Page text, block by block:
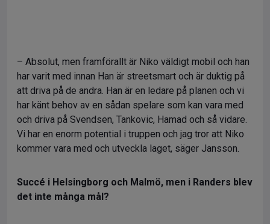
– Absolut, men framförallt är Niko väldigt mobil och han
har varit med innan Han är streetsmart och är duktig på
att driva på de andra. Han är en ledare på planen och vi
har känt behov av en sådan spelare som kan vara med
och driva på Svendsen, Tankovic, Hamad och så vidare.
Vi har en enorm potential i truppen och jag tror att Niko
kommer vara med och utveckla laget, säger Jansson.
Succé i Helsingborg och Malmö, men i Randers blev
det inte många mål?